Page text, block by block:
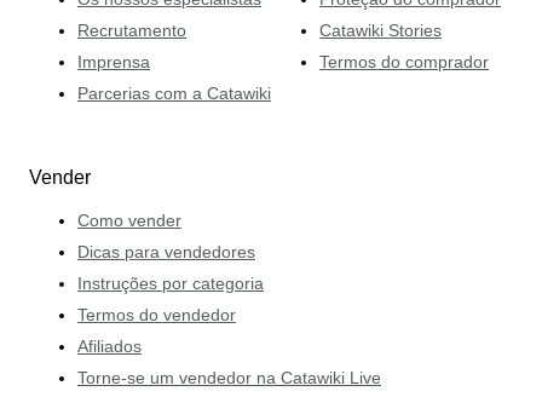
Recrutamento
Imprensa
Parcerias com a Catawiki
Catawiki Stories
Termos do comprador
Vender
Como vender
Dicas para vendedores
Instruções por categoria
Termos do vendedor
Afiliados
Torne-se um vendedor na Catawiki Live